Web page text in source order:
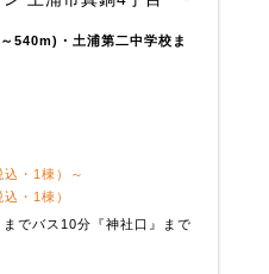
540m)・土浦第二中学校ま
込・1棟）～
・1棟）
でバス10分『神社口』まで